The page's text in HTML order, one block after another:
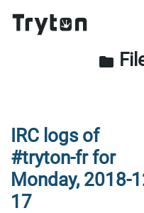
folder
IRC logs of
#tryton-fr for
Monday, 2018-
17